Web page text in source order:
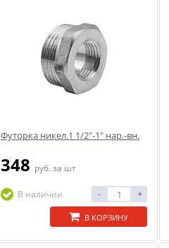
Футорка никел.1 1/2"-1" нар.-вн.
348 руб. за шт
В наличии - +
В КОРЗИНУ